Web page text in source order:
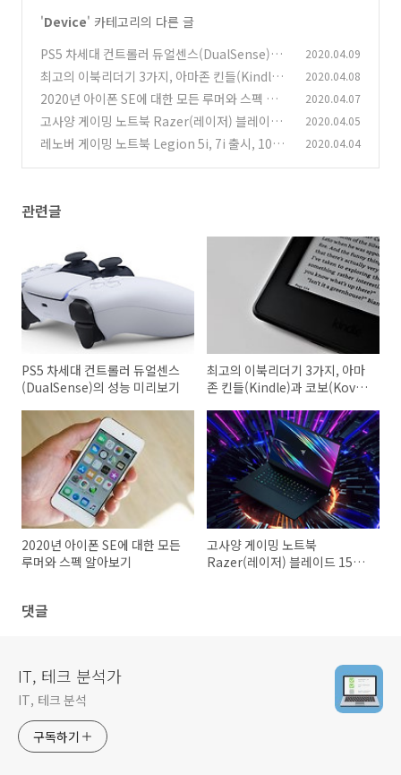
'Device' 카테고리의 다른 글
PS5 차세대 컨트롤러 듀얼센스(DualSense)의
성능 미리보기
(0)
2020.04.09
최고의 이북리더기 3가지, 아마존 킨들(Kindle)
과 코보(Kovo) 리브라
(0)
2020.04.08
2020년 아이폰 SE에 대한 모든 루머와 스펙 알아
보기 (0)
2020.04.07
고사양 게이밍 노트북 Razer(레이저) 블레이드
15의 스펙은?
(0)
2020.04.05
레노버 게이밍 노트북 Legion 5i, 7i 출시, 10세
2020.04.04
관련글
PS5 차세대 컨트롤러 듀얼센스
(DualSense)의 성능 미리보기
최고의 이북리더기 3가지, 아마
존 킨들(Kindle)과 코보(Kovo)
2020년 아이폰 SE에 대한 모든
루머와 스펙 알아보기
고사양 게이밍 노트북
Razer(레이저) 블레이드 15의
댓글
IT, 테크 분석가
IT, 테크 분석
구독하기